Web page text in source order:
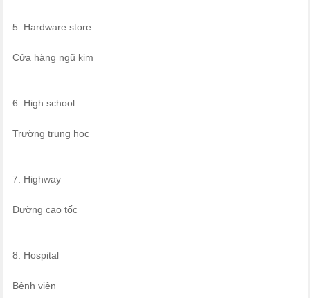
5. Hardware store
Cửa hàng ngũ kim
6. High school
Trường trung học
7. Highway
Đường cao tốc
8. Hospital
Bệnh viện